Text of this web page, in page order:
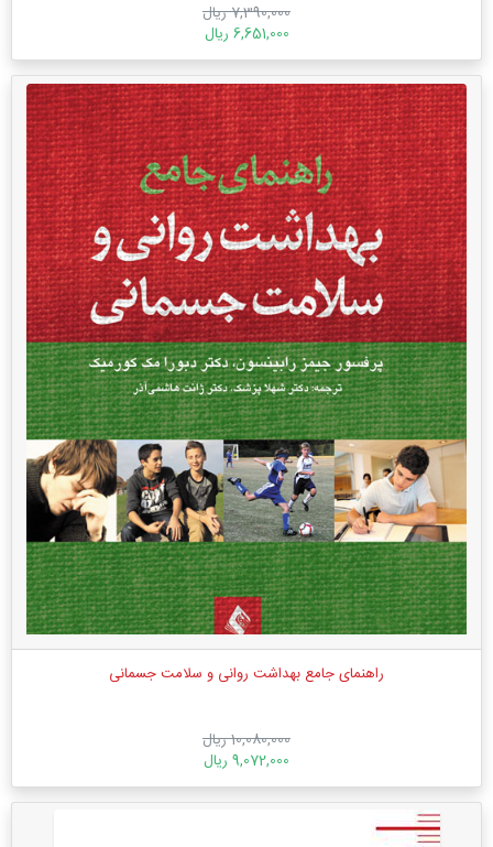
7,390,000 ریال
6,651,000 ریال
راهنمای جامع بهداشت روانی و سلامت جسمانی
10,080,000 ریال
9,072,000 ریال